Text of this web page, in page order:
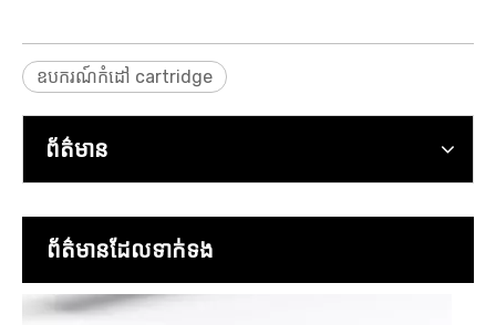
ឧបករណ៍កំដៅ cartridge
ព័ត៌មាន
ព័ត៌មានដែលទាក់ទង